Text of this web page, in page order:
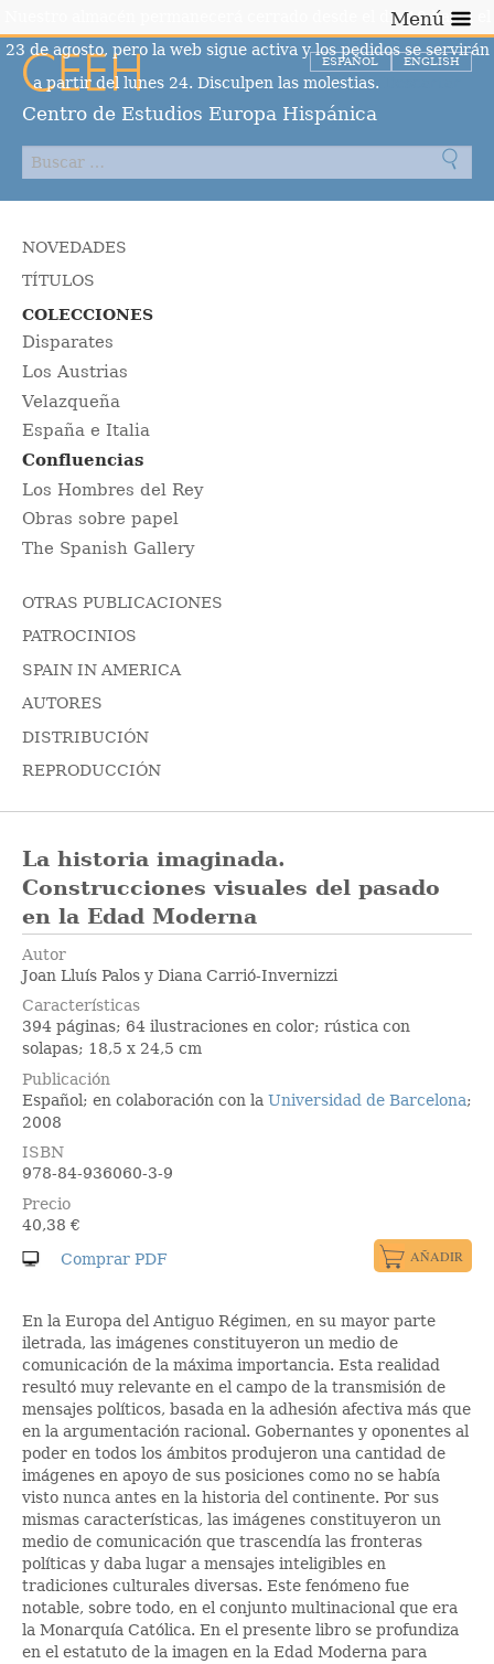
Centro de Estudios Europa Hispánica
ESPAÑOL ENGLISH
Menú
NOVEDADES
TÍTULOS
COLECCIONES
Disparates
Los Austrias
Velazqueña
España e Italia
Confluencias
Los Hombres del Rey
Obras sobre papel
The Spanish Gallery
OTRAS PUBLICACIONES
PATROCINIOS
SPAIN IN AMERICA
AUTORES
DISTRIBUCIÓN
REPRODUCCIÓN
La historia imaginada.
Construcciones visuales del pasado
en la Edad Moderna
Autor
Joan Lluís Palos y Diana Carrió-Invernizzi
Características
394 páginas; 64 ilustraciones en color; rústica con
solapas; 18,5 x 24,5 cm
Publicación
Español; en colaboración con la Universidad de Barcelona;
2008
ISBN
978-84-936060-3-9
Precio
40,38 €
En la Europa del Antiguo Régimen, en su mayor parte
iletrada, las imágenes constituyeron un medio de
comunicación de la máxima importancia. Esta realidad
resultó muy relevante en el campo de la transmisión de
mensajes políticos, basada en la adhesión afectiva más que
en la argumentación racional. Gobernantes y oponentes al
poder en todos los ámbitos produjeron una cantidad de
imágenes en apoyo de sus posiciones como no se había
visto nunca antes en la historia del continente. Por sus
mismas características, las imágenes constituyeron un
medio de comunicación que trascendía las fronteras
políticas y daba lugar a mensajes inteligibles en
tradiciones culturales diversas. Este fenómeno fue
notable, sobre todo, en el conjunto multinacional que era
la Monarquía Católica. En el presente libro se profundiza
en el estatuto de la imagen en la Edad Moderna para
Nuestro almacén permanecerá cerrado desde el día 10 hasta el
23 de agosto, pero la web sigue activa y los pedidos se servirán
a partir del lunes 24. Disculpen las molestias.